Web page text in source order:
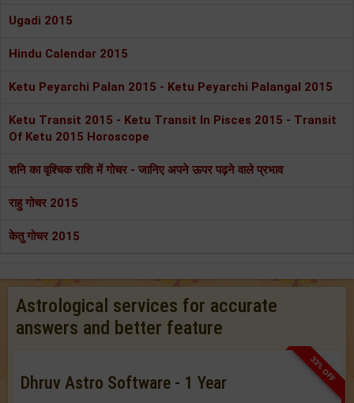
Ugadi 2015
Hindu Calendar 2015
Ketu Peyarchi Palan 2015 - Ketu Peyarchi Palangal 2015
Ketu Transit 2015 - Ketu Transit In Pisces 2015 - Transit
Of Ketu 2015 Horoscope
शनि का वृश्चिक राशि में गोचर - जानिए अपने ऊपर पढ़ने वाले प्रभाव
राहु गोचर 2015
केतु गोचर 2015
Astrological services for accurate
answers and better feature
33% OFF
Dhruv Astro Software - 1 Year